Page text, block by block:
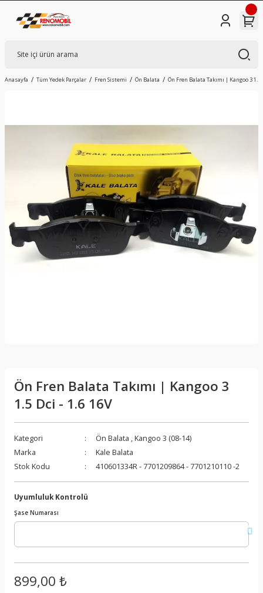
Anasayfa Tüm Yedek Parçalar Fren Sistemi Ön Balata Ön Fren Balata Takımı | Kangoo 3 1.5
Ön Fren Balata Takımı | Kangoo 3
1.5 Dci - 1.6 16V
Kategori Ön Balata ,Kangoo 3 (08-14)
Marka
Kale Balata
Stok Kodu
410601334R - 7701209864 - 7701210110 -2
Uyumluluk Kontrolü
Şase Numarası
899,00 ₺